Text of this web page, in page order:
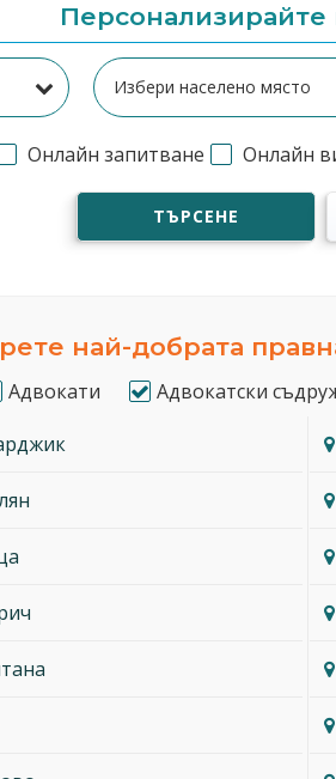
Онлайн запитване Онлайн
ТЪРСЕНЕ
най-добрата
Адвокати Адвокатски